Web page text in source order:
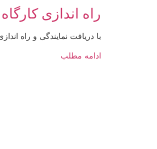
راه اندازی
با دریافت نمایندگی و راه
ادامه مطلب